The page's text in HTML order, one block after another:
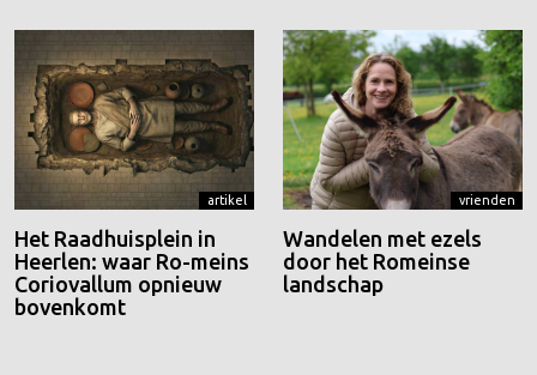
artikel
Het Raadhuisplein in
Heerlen: waar Ro-meins
Coriovallum opnieuw
bovenkomt
vrienden
Wandelen met ezels
door het Romeinse
landschap